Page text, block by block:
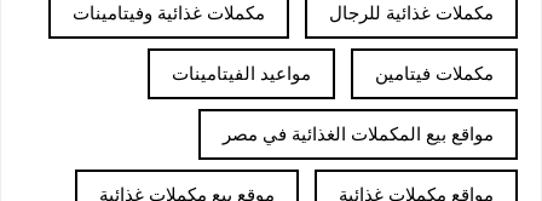
مكملات غذائية للرجال مكملات غذائية وفيتامينات
مكملات فيتامين مواعيد الفيتامينات
مواقع بيع المكملات الغذائية في مصر
مواقع مكملات غذائية موقع بيع مكملات غذائية